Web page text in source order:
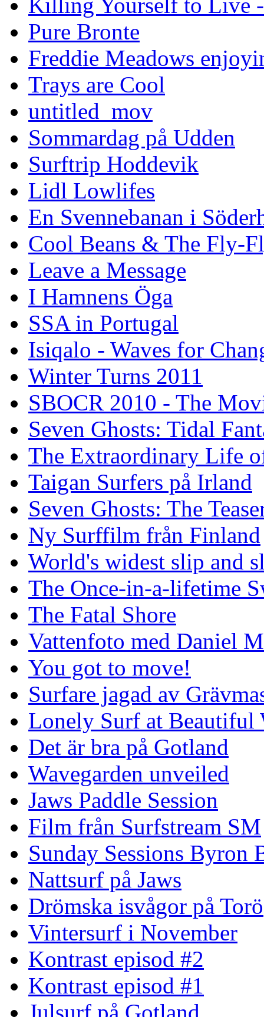
Pure Bronte
Freddie Meadows
Trays are Cool
untitled_mov
Sommardag på Udden
Surftrip Hoddevik
Lidl Lowlifes
En Svennebanan i
Cool Beans & The Fly-
Leave a Message
I Hamnens Öga
SSA in Portugal
Isiqalo - Waves for
Winter Turns 2011
SBOCR 2010 - The
Seven Ghosts: Tidal
The Extraordinary Life
Taigan Surfers på Irland
Seven Ghosts: The
Ny Surffilm från Finland
World's widest slip and
The Once-in-a-lifetime
The Fatal Shore
Vattenfoto med Daniel
You got to move!
Surfare jagad av
Lonely Surf at Beautiful
Det är bra på Gotland
Wavegarden unveiled
Jaws Paddle Session
Film från Surfstream SM
Sunday Sessions Byron
Nattsurf på Jaws
Drömska isvågor på Torö
Vintersurf i November
Kontrast episod #2
Kontrast episod #1
Julsurf på Gotland